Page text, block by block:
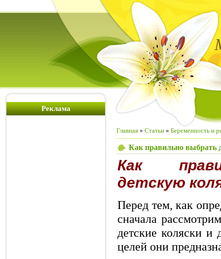
Реклама
Главная » Статьи » Беременность и
Как правильно выбрать
Как
детскую
Перед тем, как
сначала
детские коляски и
целей они